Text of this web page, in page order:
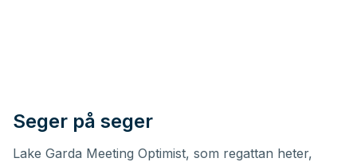
Seger på seger
Lake Garda Meeting Optimist, som regattan heter,